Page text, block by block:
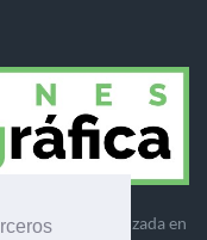
editora especializada en